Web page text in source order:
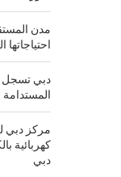
مدن
مركز دبي
كهربائية
دبي